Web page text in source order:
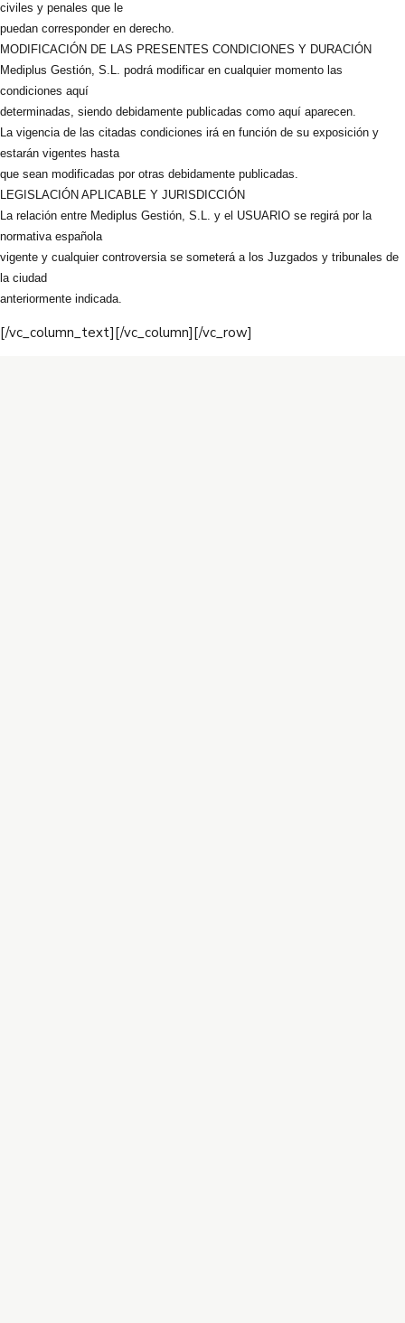
civiles y penales que le
puedan corresponder en derecho.
MODIFICACIÓN DE LAS PRESENTES CONDICIONES Y DURACIÓN
Mediplus Gestión, S.L. podrá modificar en cualquier momento las
condiciones aquí
determinadas, siendo debidamente publicadas como aquí aparecen.
La vigencia de las citadas condiciones irá en función de su exposición y
estarán vigentes hasta
que sean modificadas por otras debidamente publicadas.
LEGISLACIÓN APLICABLE Y JURISDICCIÓN
La relación entre Mediplus Gestión, S.L. y el USUARIO se regirá por la
normativa española
vigente y cualquier controversia se someterá a los Juzgados y tribunales de
la ciudad
anteriormente indicada.
[/vc_column_text][/vc_column][/vc_row]